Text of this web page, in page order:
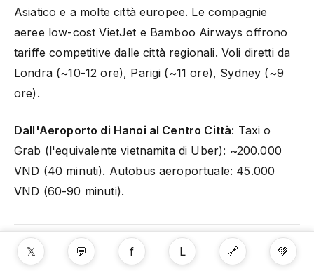
Asiatico e a molte città europee. Le compagnie
aeree low-cost VietJet e Bamboo Airways offrono
tariffe competitive dalle città regionali. Voli diretti da
Londra (~10-12 ore), Parigi (~11 ore), Sydney (~9
ore).
Dall'Aeroporto di Hanoi al Centro Città: Taxi o
Grab (l'equivalente vietnamita di Uber): ~200.000
VND (40 minuti). Autobus aeroportuale: 45.000
VND (60-90 minuti).
← Indietro
𝕏 💬 f L 🔗 💚